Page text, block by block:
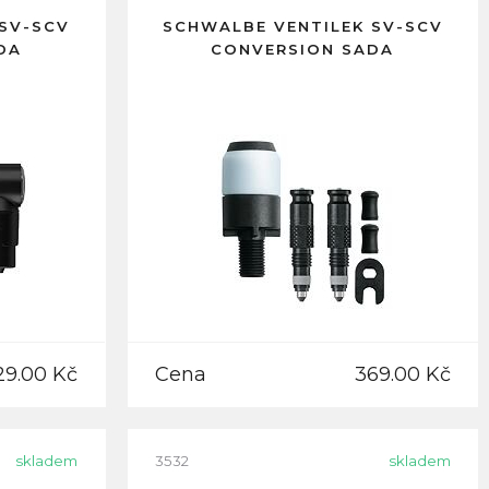
SCV
Kč
SCHWALBE VENTILEK SV-SCV
CONVERSION SADA
Cena 369.00 Kč
skladem 3532 skladem